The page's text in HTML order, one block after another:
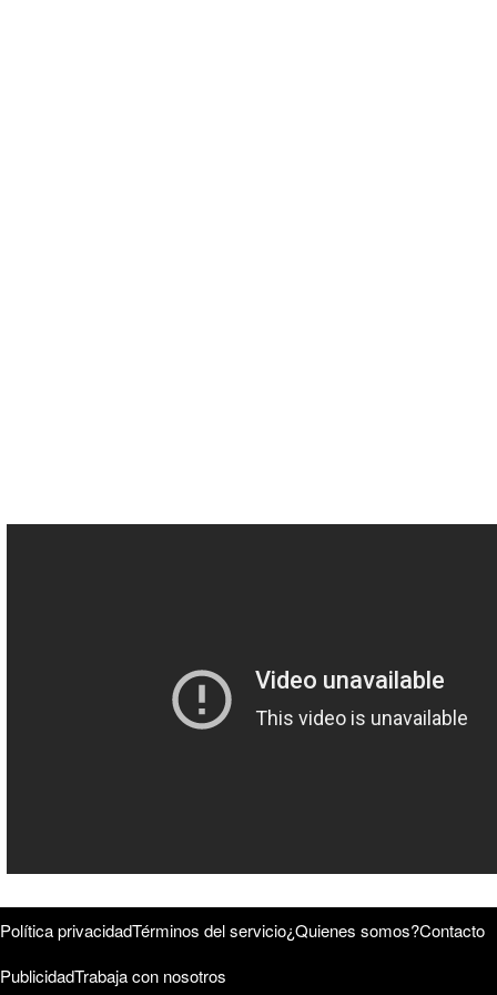
Política privacidadTérminos del servicio¿Quienes somos?Contacto
PublicidadTrabaja con nosotros